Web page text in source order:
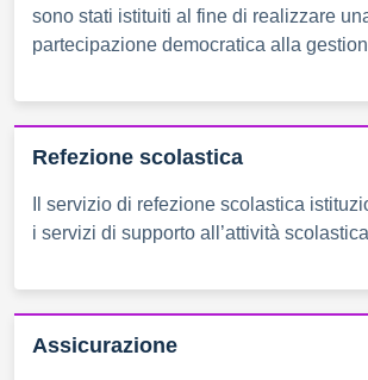
sono stati istituiti al fine di realizzare
partecipazione democratica alla
Refezione scolastica
Il servizio di refezione scolastica
i servizi di supporto all’attività scolastica
Assicurazione